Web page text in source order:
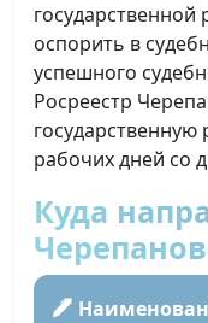
государственной
оспорить в
успешного
Росреестр
государственную
рабочих дней со
Куда